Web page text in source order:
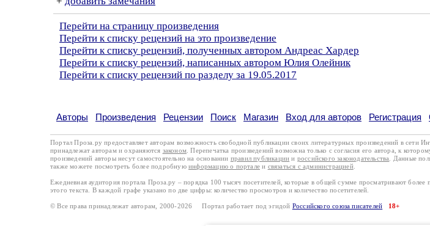
Перейти на страницу произведения
Перейти к списку рецензий на это произведение
Перейти к списку рецензий, полученных автором Андреас Хардер
Перейти к списку рецензий, написанных автором Юлия Олейник
Перейти к списку рецензий по разделу за 19.05.2017
Авторы Произведения Рецензии Поиск Магазин Вход для авторов Регистрация
Портал Проза.ру предоставляет авторам возможность свободной публикации своих литературных произведений в сети
принадлежат авторам и охраняются законом . Перепечатка произведений возможна только с согласия его автора, к
произведений авторы несут самостоятельно на основании правил публикации и российского законодательства . Данные
также можете посмотреть более подробную информацию о портале и связаться с администрацией.
Ежедневная аудитория портала Проза.ру – порядка 100 тысяч посетителей, которые в общей сумме просматривают
этого текста. В каждой графе указано по две цифры: количество просмотров и количество посетителей.
© Все права принадлежат авторам, 2000-2026 Портал работает под эгидой Российского союза писателей 18+